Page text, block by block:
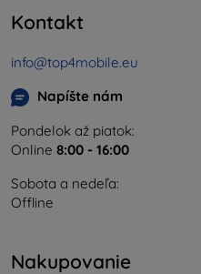
Kontakt
info@top4mobile.eu
Napíšte nám
Pondelok až piatok:
Online 8:00 - 16:00
Sobota a nedeľa:
Offline
Nakupovanie